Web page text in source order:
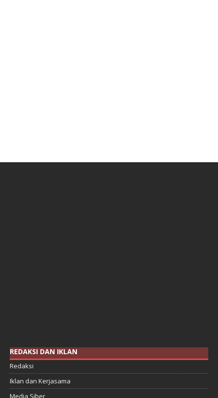
REDAKSI DAN IKLAN
Redaksi
Iklan dan Kerjasama
Media Siber